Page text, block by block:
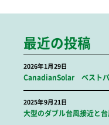
最近の投稿
2026年1月29日
CanadianSolar ベストパ
2025年9月21日
大型のダブル台風接近と